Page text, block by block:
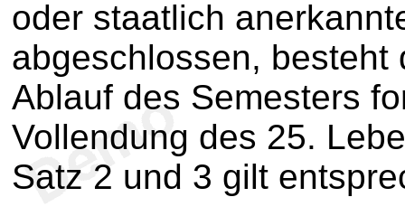
oder staatlich
abgeschlossen, besteht
Ablauf des Semesters
Vollendung des 25.
Satz 2 und 3 gilt